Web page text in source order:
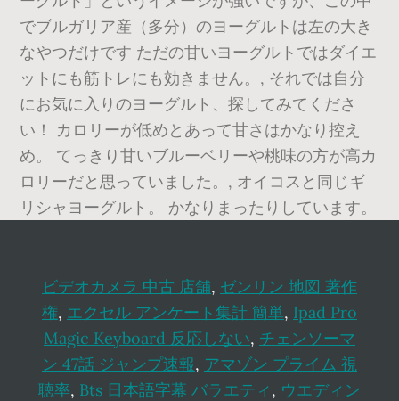
でブルガリア産（多分）のヨーグルトは左の大き
なやつだけです ただの甘いヨーグルトではダイエ
ットにも筋トレにも効きません。, それでは自分
にお気に入りのヨーグルト、探してみてくださ
い！ カロリーが低めとあって甘さはかなり控え
め。 てっきり甘いブルーベリーや桃味の方が高カ
ロリーだと思っていました。, オイコスと同じギ
リシャヨーグルト。 かなりまったりしています。
ビデオカメラ 中古 店舗, ゼンリン 地図 著作
権, エクセル アンケート集計 簡単, Ipad Pro
Magic Keyboard 反応しない, チェンソーマ
ン 47話 ジャンプ速報, アマゾン プライム 視
聴率, Bts 日本語字幕 バラエティ , ウエディン